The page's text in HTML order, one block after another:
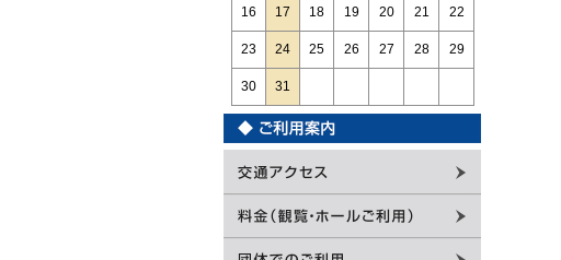
16 17 18 19 20 21 22
23 24 25 26 27 28 29
30 31